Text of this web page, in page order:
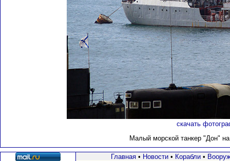
скачать
Малый морской танкер "Дон"
Главная• Новости• Корабли•